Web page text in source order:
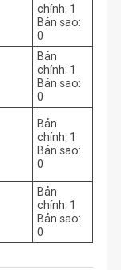
chính: 1
Bản sao:
0
Bản
chính: 1
Bản sao:
0
Bản
chính: 1
Bản sao:
0
Bản
chính: 1
Bản sao:
0